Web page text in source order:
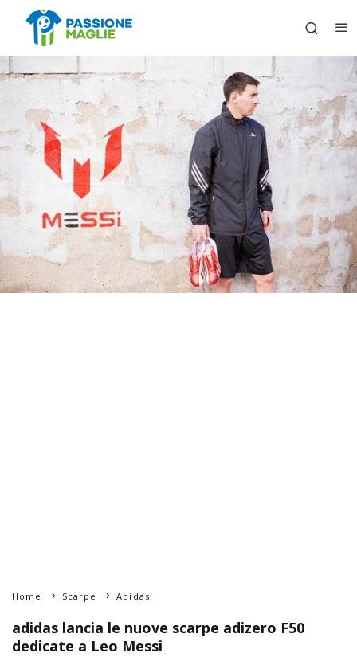
Home Scarpe Adidas
adidas lancia le nuove scarpe adizero F50
dedicate a Leo Messi